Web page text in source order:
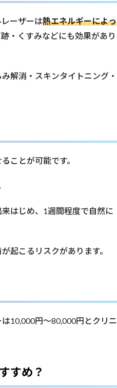
ーザーは熱エネルギーによっ
・くすみなどにも効果があり
解消・スキンタイトニング・
ことが可能です。
はじめ、1週間程度で自然に
起こるリスクがあります。
10,000円〜80,000円とクリニ
すめ？